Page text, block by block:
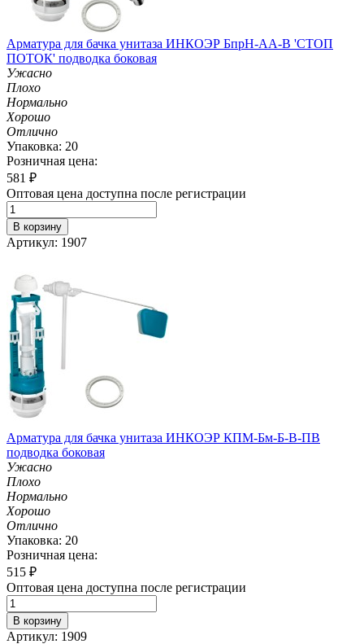
Арматура для бачка унитаза ИНКОЭР БпрН-АА-В 'СТОП
ПОТОК' подводка боковая
Ужасно
Плохо
Нормально
Хорошо
Отлично
Упаковка: 20
Розничная цена:
581 ₽
Оптовая цена доступна после регистрации
В корзину
Артикул: 1907
Арматура для бачка унитаза ИНКОЭР КПМ-Бм-Б-В-ПВ
подводка боковая
Ужасно
Плохо
Нормально
Хорошо
Отлично
Упаковка: 20
Розничная цена:
515 ₽
Оптовая цена доступна после регистрации
В корзину
Артикул: 1909